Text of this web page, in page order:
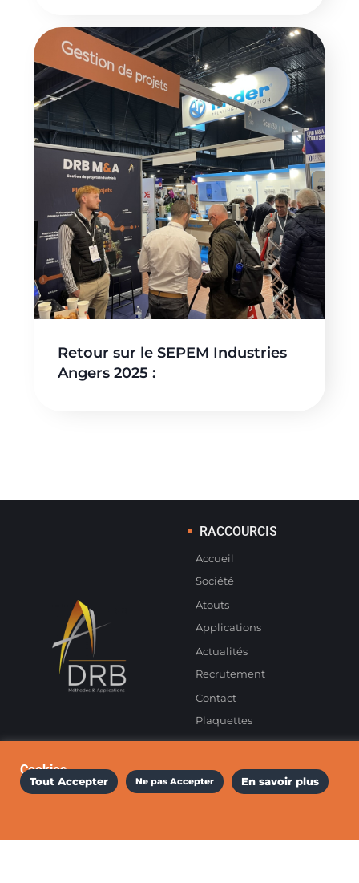
Retour sur le SEPEM Industries
Angers 2025 :
RACCOURCIS
Accueil
Société
Atouts
Applications
Actualités
Recrutement
Contact
Plaquettes
Cookies
Tout Accepter Ne pas Accepter En savoir plus